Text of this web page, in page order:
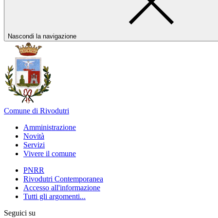
Nascondi la navigazione
Comune di Rivodutri
Amministrazione
Novità
Servizi
Vivere il comune
PNRR
Rivodutri Contemporanea
Accesso all'informazione
Tutti gli argomenti...
Seguici su